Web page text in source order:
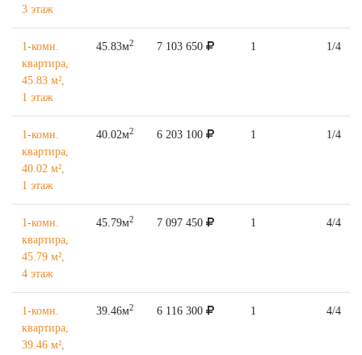
3 этаж
1-комн.
квартира,
45.83 м²,
1 этаж
45.83м2 7 103 650 1 1/4
1-комн.
квартира,
40.02 м²,
1 этаж
40.02м2 6 203 100 1 1/4
1-комн.
квартира,
45.79 м²,
4 этаж
45.79м2 7 097 450 1 4/4
1-комн.
квартира,
39.46 м²,
39.46м2 6 116 300 1 4/4